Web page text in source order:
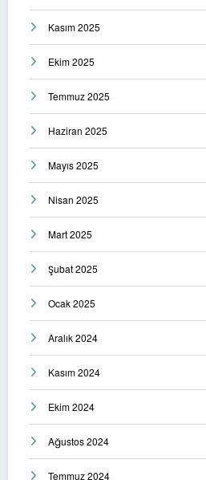
Kasım 2025
Ekim 2025
Temmuz 2025
Haziran 2025
Mayıs 2025
Nisan 2025
Mart 2025
Şubat 2025
Ocak 2025
Aralık 2024
Kasım 2024
Ekim 2024
Ağustos 2024
Temmuz 2024